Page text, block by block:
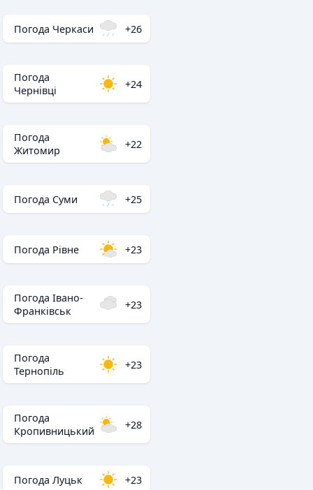
Погода Черкаси +26
Погода
Чернівці
+24
Погода
Житомир
+22
Погода Суми +25
Погода Рівне +23
Погода Івано-
Франківськ
+23
Погода
Тернопіль
+23
Погода
Кропивницький
+28
Погода Луцьк +23